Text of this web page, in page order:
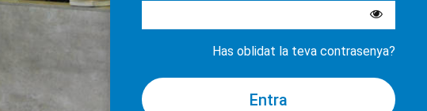
Has oblidat la teva contrasenya?